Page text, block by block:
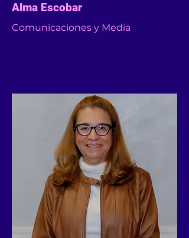
Alma Escobar
Comunicaciones y Media